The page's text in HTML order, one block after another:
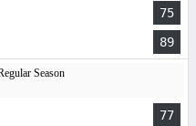
75
89
Season
77